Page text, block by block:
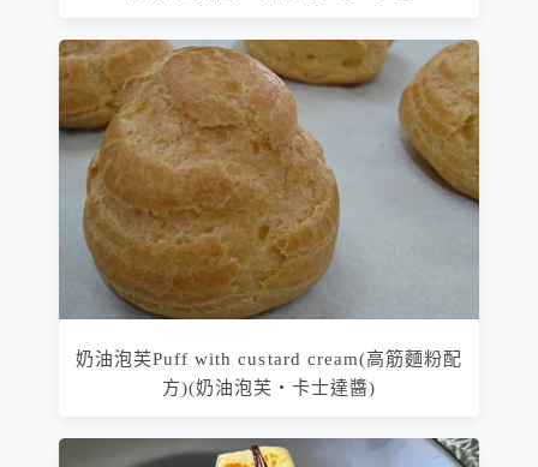
奶油泡芙Puff with custard cream(高筋麵粉配
方)(奶油泡芙‧卡士達醬)